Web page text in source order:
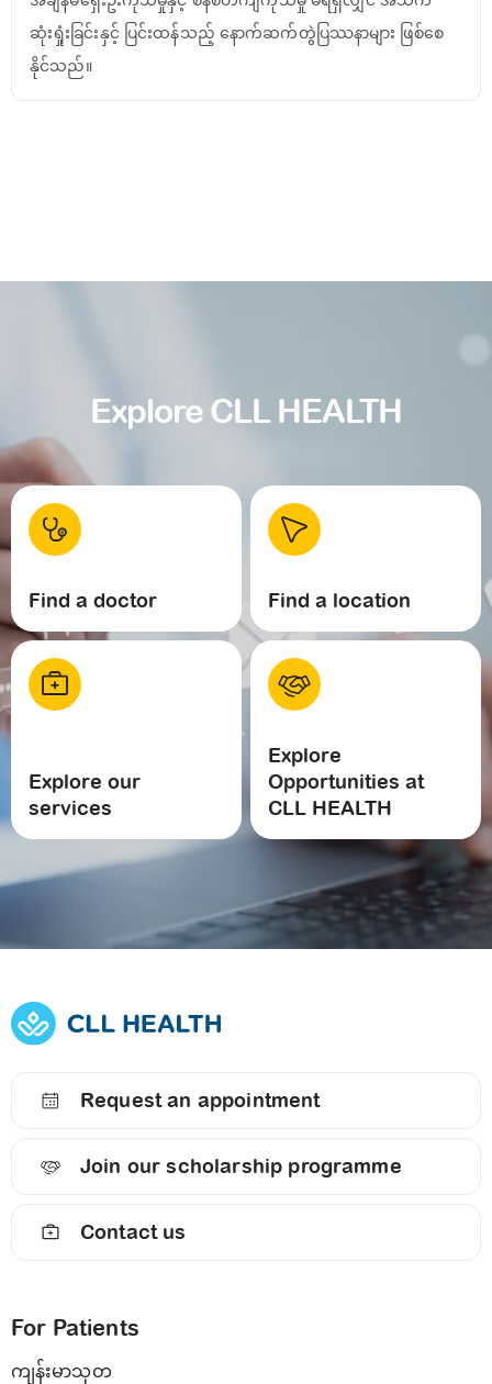
ဆုံးရှုံးခြင်းနှင့် ပြင်းထန်သည့် နောက်ဆက်တွဲပြဿနာများ ဖြစ်စေ
နိုင်သည်။
Explore CLL HEALTH
Find a doctor Find a location
Explore our
services
Explore
Opportunities at
CLL HEALTH
Request an appointment
Join our scholarship programme
Contact us
For Patients
ကျန်းမာသုတ